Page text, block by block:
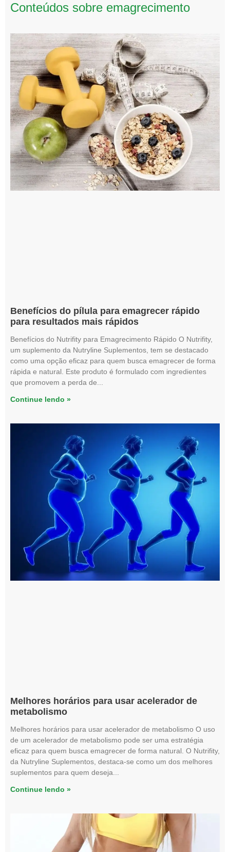
Conteúdos sobre emagrecimento
Benefícios do pílula para emagrecer rápido
para resultados mais rápidos
Benefícios do Nutrifity para Emagrecimento Rápido O Nutrifity,
um suplemento da Nutryline Suplementos, tem se destacado
como uma opção eficaz para quem busca emagrecer de forma
rápida e natural. Este produto é formulado com ingredientes
que promovem a perda de
Continue lendo »
Melhores horários para usar acelerador de
metabolismo
Melhores horários para usar acelerador de metabolismo O uso
de um acelerador de metabolismo pode ser uma estratégia
eficaz para quem busca emagrecer de forma natural. O Nutrifity,
da Nutryline Suplementos, destaca-se como um dos melhores
suplementos para quem deseja
Continue lendo »